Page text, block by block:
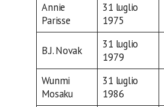
Annie
Parisse
31 luglio
1975
B.J. Novak
31 luglio
1979
Wunmi
Mosaku
31 luglio
1986